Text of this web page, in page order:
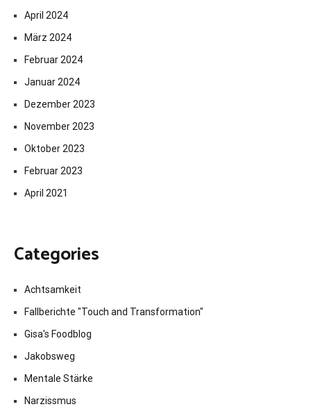
April 2024
März 2024
Februar 2024
Januar 2024
Dezember 2023
November 2023
Oktober 2023
Februar 2023
April 2021
Categories
Achtsamkeit
Fallberichte "Touch and Transformation"
Gisa's Foodblog
Jakobsweg
Mentale Stärke
Narzissmus